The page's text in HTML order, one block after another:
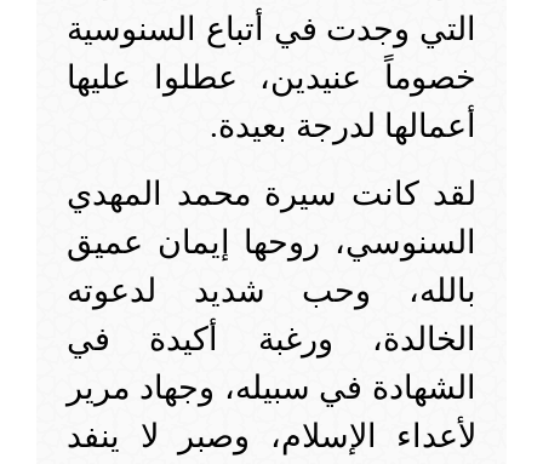
التي وجدت في أتباع السنوسية
خصوماً عنيدين، عطلوا عليها
أعمالها لدرجة بعيدة.
لقد كانت سيرة محمد المهدي
السنوسي، روحها إيمان عميق
بالله، وحب شديد لدعوته
الخالدة، ورغبة أكيدة في
الشهادة في سبيله، وجهاد مرير
لأعداء الإسلام، وصبر لا ينفد